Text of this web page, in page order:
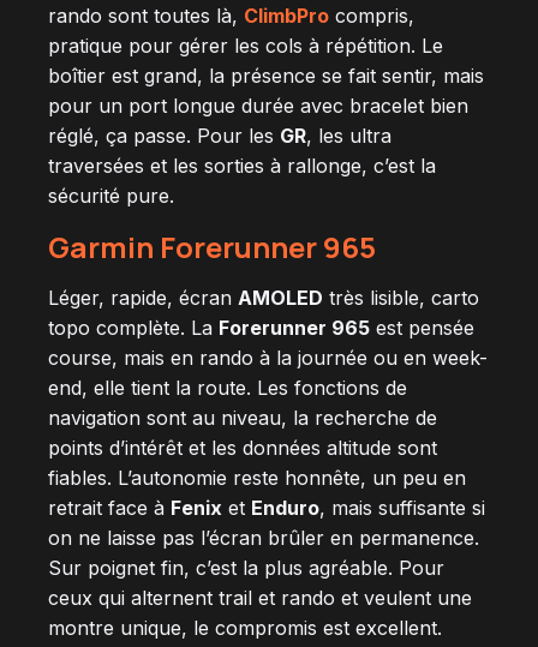
rando sont toutes là, ClimbPro compris,
pratique pour gérer les cols à répétition. Le
boîtier est grand, la présence se fait sentir, mais
pour un port longue durée avec bracelet bien
réglé, ça passe. Pour les GR, les ultra
traversées et les sorties à rallonge, c’est la
sécurité pure.
Garmin Forerunner 965
Léger, rapide, écran AMOLED très lisible, carto
topo complète. La Forerunner 965 est pensée
course, mais en rando à la journée ou en week-
end, elle tient la route. Les fonctions de
navigation sont au niveau, la recherche de
points d’intérêt et les données altitude sont
fiables. L’autonomie reste honnête, un peu en
retrait face à Fenix et Enduro, mais suffisante si
on ne laisse pas l’écran brûler en permanence.
Sur poignet fin, c’est la plus agréable. Pour
ceux qui alternent trail et rando et veulent une
montre unique, le compromis est excellent.